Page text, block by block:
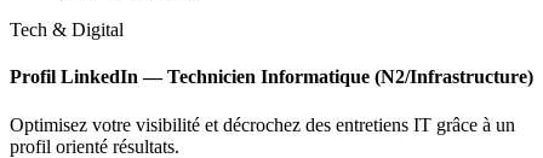
Tech & Digital
Profil LinkedIn — Technicien Informatique (N2/Infrastructure)
Optimisez votre visibilité et décrochez des entretiens IT grâce à un
profil orienté résultats.